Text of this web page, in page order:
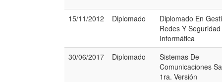
15/11/2012 Diplomado
Diplomado En
Redes Y Seguridad
Informática
30/06/2017
Diplomado
Sistemas De
Comunicaciones
1ra. Versión